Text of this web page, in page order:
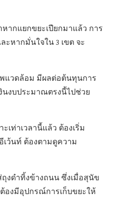
ากแยกขยะเปียกมาแล้ว การ
หากมั่นใจใน 3 เขต จะ
พแวดล้อม มีผลต่อต้นทุนการ
นงบประมาณตรงนี้ไปช่วย
เท่าเวลานี้แล้ว ต้องเริ่ม
ว้นท์ ต้องตามดูความ
งดำทิ้งข้างถนน ซึ่งเมื่อสุนัข
องมีอุปกรณ์การเก็บขยะให้